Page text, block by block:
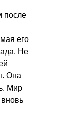
после
его
Не
Она
Мир